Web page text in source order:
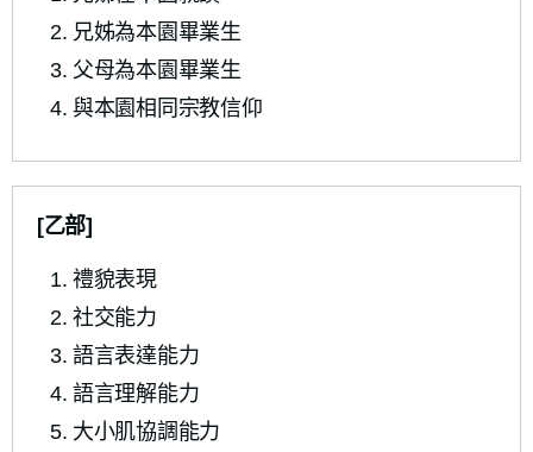
兄姊為本園畢業生
父母為本園畢業生
與本園相同宗教信仰
[乙部]
禮貌表現
社交能力
語言表達能力
語言理解能力
大小肌協調能力